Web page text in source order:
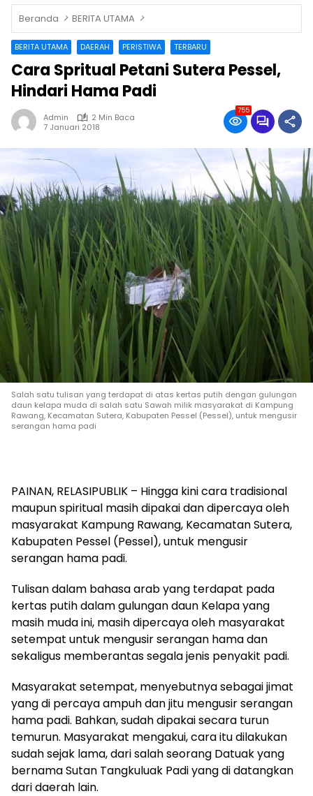
Beranda BERITA UTAMA
BERITA UTAMA DAERAH PERISTIWA TERBARU
Cara Spritual Petani Sutera Pessel,
Hindari Hama Padi
Admin
2 Min Baca
7 Januari 2018
755
Salah satu tulisan yang terdapat di atas kertas putih dengan gulungan
daun kelapa muda di salah satu Sawah milik masyarakat di Kampung
Rawang, Kecamatan Sutera, Kabupaten Pessel (Pessel), untuk mengusir
serangan hama padi
PAINAN, RELASIPUBLIK – Hingga kini cara tradisional
maupun spiritual masih dipakai dan dipercaya oleh
masyarakat Kampung Rawang, Kecamatan Sutera,
Kabupaten Pessel (Pessel), untuk mengusir
serangan hama padi.
Tulisan dalam bahasa arab yang terdapat pada
kertas putih dalam gulungan daun Kelapa yang
masih muda ini, masih dipercaya oleh masyarakat
setempat untuk mengusir serangan hama dan
sekaligus memberantas segala jenis penyakit padi.
Masyarakat setempat, menyebutnya sebagai jimat
yang di percaya ampuh dan jitu mengusir serangan
hama padi. Bahkan, sudah dipakai secara turun
temurun. Masyarakat mengakui, cara itu dilakukan
sudah sejak lama, dari salah seorang Datuak yang
bernama Sutan Tangkuluak Padi yang di datangkan
dari daerah lain.